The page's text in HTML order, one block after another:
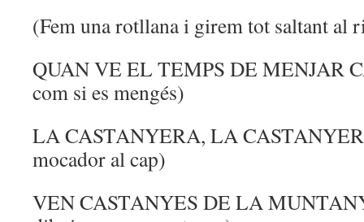
(Fem una rotllana i girem tot saltant al
QUAN VE EL TEMPS DE
com si es mengés)
LA CASTANYERA, LA
mocador al cap)
VEN CASTANYES DE LA